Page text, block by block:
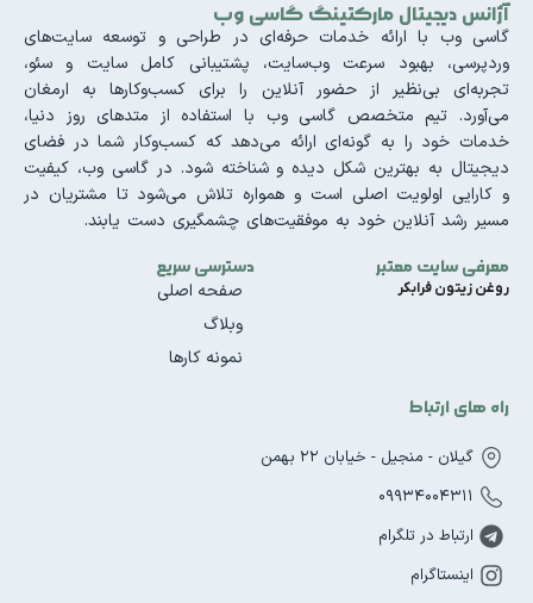
آژانس دیجیتال مارکتینگ گاسی وب
گاسی وب با ارائه خدمات حرفه‌ای در طراحی و توسعه سایت‌های
وردپرسی، بهبود سرعت وب‌سایت، پشتیبانی کامل سایت و سئو،
تجربه‌ای بی‌نظیر از حضور آنلاین را برای کسب‌وکارها به ارمغان
می‌آورد. تیم متخصص گاسی وب با استفاده از متدهای روز دنیا،
خدمات خود را به گونه‌ای ارائه می‌دهد که کسب‌وکار شما در فضای
دیجیتال به بهترین شکل دیده و شناخته شود. در گاسی وب، کیفیت
و کارایی اولویت اصلی است و همواره تلاش می‌شود تا مشتریان در
مسیر رشد آنلاین خود به موفقیت‌های چشمگیری دست یابند.
معرفی سایت معتبر
روغن زیتون فرابکر
دسترسی سریع
صفحه اصلی
وبلاگ
نمونه کارها
راه های ارتباط
گیلان - منجیل - خیابان 22 بهمن
09934004311
ارتباط در تلگرام
اینستاگرام